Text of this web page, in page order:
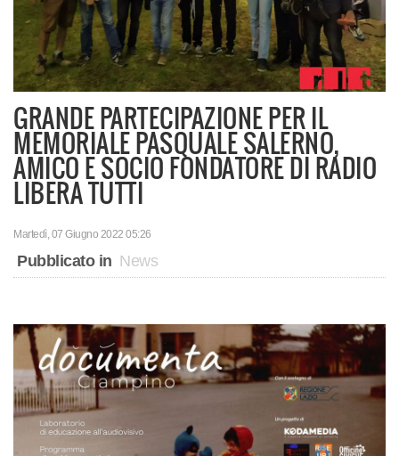
GRANDE PARTECIPAZIONE PER IL
MEMORIALE PASQUALE SALERNO,
AMICO E SOCIO FONDATORE DI RADIO
LIBERA TUTTI
Martedì, 07 Giugno 2022 05:26
Pubblicato in News